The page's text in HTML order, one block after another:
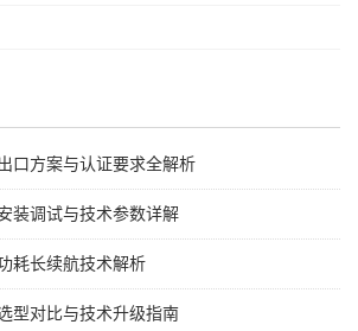
口方案与认证要求全解析
装调试与技术参数详解
耗长续航技术解析
型对比与技术升级指南